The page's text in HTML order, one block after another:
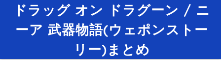
ドラッグ オン ドラグーン / ニ
ーア 武器物語(ウェポンストー
リー)まとめ